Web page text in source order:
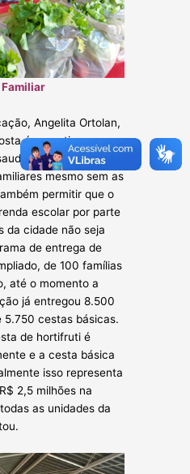
Angelita Ortolan,
é garantir acesso
aos
mesmo sem as
permitir que o
escolar por parte
da cidade não seja
de entrega de
de 100 famílias
até o momento a
já entregou 8.500
cestas básicas.
de hortifruti é
e a cesta básica
isso representa
2,5 milhões na
as unidades da